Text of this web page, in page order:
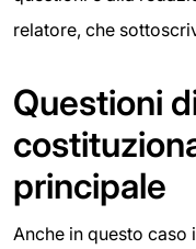
relatore, che
Questioni
principale
Anche in questo caso